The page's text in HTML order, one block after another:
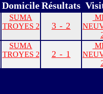
DomicileRésultats
SUMA
TROYES 2
3 - 2
SUMA
TROYES 2
2 - 1